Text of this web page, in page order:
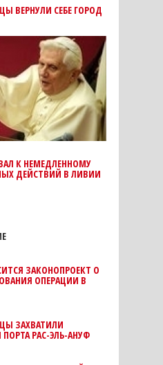
ВЕРНУЛИ СЕБЕ ГОРОД
К НЕМЕДЛЕННОМУ
ДЕЙСТВИЙ В ЛИВИИ
ЗАКОНОПРОЕКТ О
ОПЕРАЦИИ В
ЗАХВАТИЛИ
РАС-ЭЛЬ-АНУФ